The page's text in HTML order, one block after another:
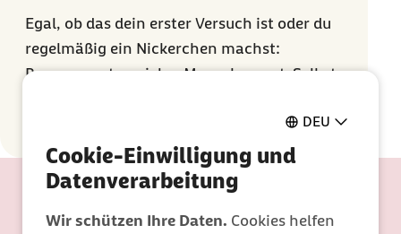
DEU
Cookie-Einwilligung und
Datenverarbeitung
Wir schützen Ihre Daten. Cookies helfen
Egal, ob das dein erster Versuch ist oder du
regelmäßig ein Nickerchen machst:
Powernapstun vielen Menschen gut. Selbst